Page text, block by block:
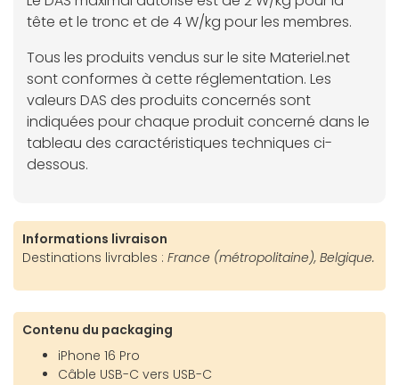
tête et le tronc et de 4 W/kg pour les membres.
Tous les produits vendus sur le site Materiel.net
sont conformes à cette réglementation. Les
valeurs DAS des produits concernés sont
indiquées pour chaque produit concerné dans le
tableau des caractéristiques techniques ci-
dessous.
Informations livraison
Destinations livrables : France (métropolitaine), Belgique.
Contenu du packaging
iPhone 16 Pro
Câble USB-C vers USB-C